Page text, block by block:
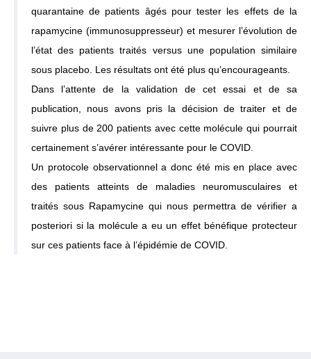
quarantaine de patients âgés pour tester les effets de la
rapamycine (immunosuppresseur) et mesurer l’évolution de
l’état des patients traités versus une population similaire
sous placebo. Les résultats ont été plus qu’encourageants.
Dans l’attente de la validation de cet essai et de sa
publication, nous avons pris la décision de traiter et de
suivre plus de 200 patients avec cette molécule qui pourrait
certainement s’avérer intéressante pour le COVID.
Un protocole observationnel a donc été mis en place avec
des patients atteints de maladies neuromusculaires et
traités sous Rapamycine qui nous permettra de vérifier a
posteriori si la molécule a eu un effet bénéfique protecteur
sur ces patients face à l’épidémie de COVID.